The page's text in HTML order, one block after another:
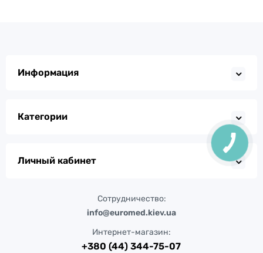
Информация
Категории
Личный кабинет
Сотрудничество:
info@euromed.kiev.ua
Интернет-магазин:
+380 (44) 344-75-07